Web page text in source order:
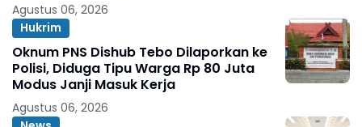
Agustus 06, 2026
Hukrim
Oknum PNS Dishub Tebo Dilaporkan ke
Polisi, Diduga Tipu Warga Rp 80 Juta
Modus Janji Masuk Kerja
Agustus 06, 2026